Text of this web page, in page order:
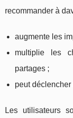
recommander à
augmente les
multiplie les
partages ;
peut déclencher
Les utilisateurs